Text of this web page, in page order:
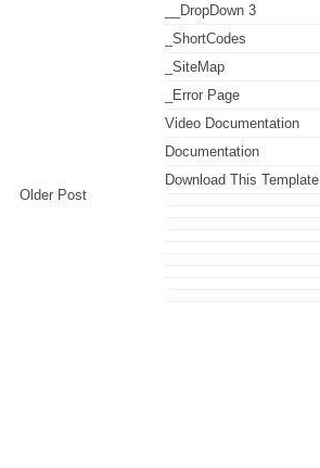
Older Post
__DropDown 3
_ShortCodes
_SiteMap
_Error Page
Video Documentation
Documentation
Download This Template